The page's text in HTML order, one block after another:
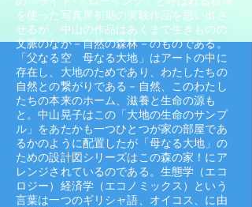
を使った写真界初期の実験作品を思い出さ
せるが、中山の作品はあくまで生きものの
文脈のなか－自然の森林－のものである。
「父なる空 母なる大地」はアートの中に
存在し、大地のためであり、わたしたちの
自然との繋がりである－自然、このわたし
たちの本来のホーム、滋養と生命の源も
と。中山晃子はこの「大地の生命のサンプ
ル」をあたかも一つひとつが家の部屋であ
るかのように配置したが「母なる大地」の
ための設計図シリーズはこの森の家！にア
レンジされているのである。生態学（エコ
ロジー）経済学（エコノミックス）という
言葉は一つのギリシャ語、オイコス、に由